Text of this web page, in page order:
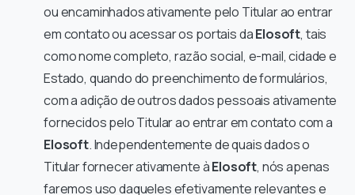
ou encaminhados ativamente pelo Titular ao entrar
em contato ou acessar os portais daElosoft, tais
como nome completo, razão social, e-mail, cidade e
Estado, quando do preenchimento de formulários,
com a adição de outros dados pessoais ativamente
fornecidos pelo Titular ao entrar em contato com a
Elosoft. Independentemente de quais dados o
Titular fornecer ativamente àElosoft, nós apenas
faremos uso daqueles efetivamente relevantes e